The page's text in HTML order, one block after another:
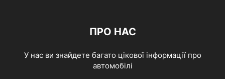
ПРО НАС
У нас ви знайдете багато цікової інформації про
автомобілі